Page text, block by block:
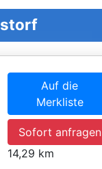
Auf die
Merkliste
Sofort anfragen
14,29 km